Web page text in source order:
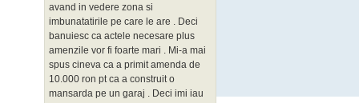
avand in vedere zona si
imbunatatirile pe care le are . Deci
banuiesc ca actele necesare plus
amenzile vor fi foarte mari . Mi-a mai
spus cineva ca a primit amenda de
10.000 ron pt ca a construit o
mansarda pe un garaj . Deci imi iau